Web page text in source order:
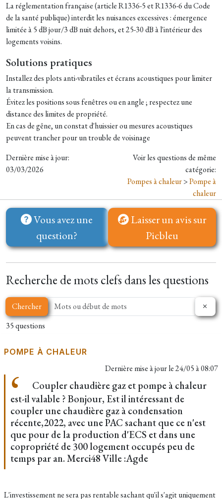
La réglementation française (article R1336-5 et R1336-6 du Code
de la santé publique) interdit les nuisances excessives : émergence
limitée à 5 dB jour/3 dB nuit dehors, et 25-30 dB à l'intérieur des
logements voisins.
Solutions pratiques
Installez des plots anti-vibratiles et écrans acoustiques pour limiter
la transmission.
Évitez les positions sous fenêtres ou en angle ; respectez une
distance des limites de propriété.
En cas de gêne, un constat d'huissier ou mesures acoustiques
peuvent trancher pour un trouble de voisinage
Dernière mise à jour:
03/03/2026
Voir les questions de même
catégorie:
Pompes à chaleur>Pompe à
chaleur
Vous avez une
question?
Laisser un avis sur
Picbleu
Recherche de mots clefs dans les questions
Chercher
35 questions
POMPE À CHALEUR
Dernière mise à jour le24/05 à 08:07
Coupler chaudière gaz et pompe à chaleur
est-il valable ? Bonjour, Est il intéressant de
coupler une chaudière gaz à condensation
récente,2022, avec une PAC sachant que ce n'est
que pour de la production d'ECS et dans une
copropriété de 300 logement occupés peu de
temps par an. Merci48 Ville :Agde
L'investissement ne sera pas rentable sachant qu'il s'agit uniquement